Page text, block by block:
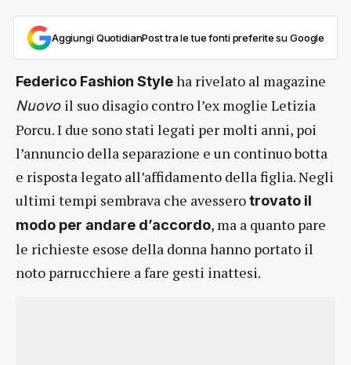
Aggiungi QuotidianPost tra le tue fonti preferite su Google
Federico Fashion Styleha rivelato al magazine
Nuovo il suo disagio contro l’ex moglie Letizia
Porcu. I due sono stati legati per molti anni, poi
l’annuncio della separazione e un continuo botta
e risposta legato all’affidamento della figlia. Negli
ultimi tempi sembrava che avesserotrovato il
modo per andare d’accordo, ma a quanto pare
le richieste esose della donna hanno portato il
noto parrucchiere a fare gesti inattesi.